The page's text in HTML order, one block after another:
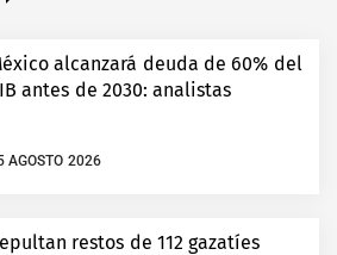
alcanzará deuda de 60% del
antes de 2030: analistas
AGOSTO 2026
restos de 112 gazatíes